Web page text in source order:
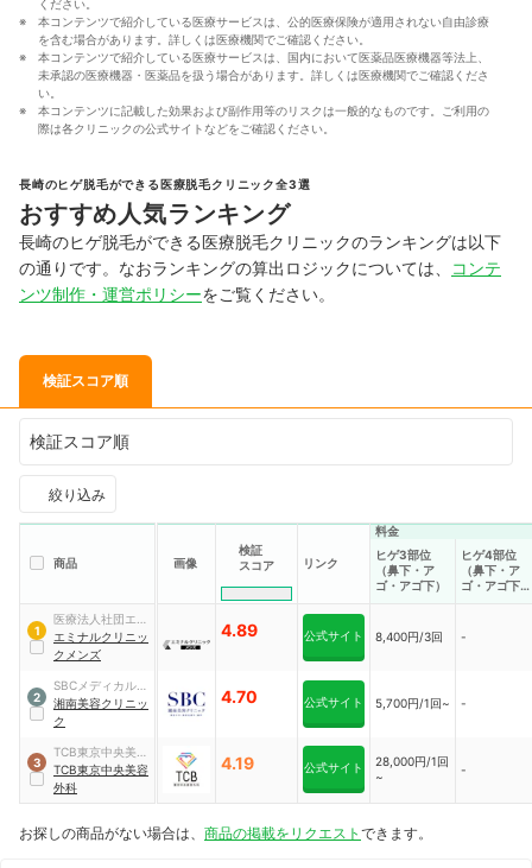
ください。
本コンテンツで紹介している医療サービスは、公的医療保険が適用されない自由診療
を含む場合があります。詳しくは医療機関でご確認ください。
本コンテンツで紹介している医療サービスは、国内において医薬品医療機器等法上、
未承認の医療機器・医薬品を扱う場合があります。詳しくは医療機関でご確認くださ
い。
本コンテンツに記載した効果および副作用等のリスクは一般的なものです。ご利用の
際は各クリニックの公式サイトなどをご確認ください。
長崎のヒゲ脱毛ができる医療脱毛クリニック全3選
おすすめ人気ランキング
長崎のヒゲ脱毛ができる医療脱毛クリニックのランキングは以下
の通りです。なおランキングの算出ロジックについては、
コンテ
ンツ制作・運営ポリシーをご覧ください。
検証スコア順
検証スコア順
絞り込み
商品 画像
検証
スコア
リンク
料金
ヒゲ3部位
（鼻下・ア
ゴ・アゴ下）
ヒゲ4部位
（鼻下・ア
ゴ・アゴ下・
1
医療法人社団エミ
ナル
エミナルクリニッ
クメンズ
4.89 公式サイト 8,400円/3回 -
2
SBCメディカルグ
ループ
湘南美容クリニッ
ク
4.70 公式サイト 5,700円/1回~ -
3
TCB東京中央美容
外科
TCB東京中央美容
外科
4.19 公式サイト
28,000円/1回
~
-
お探しの商品がない場合は、 商品の掲載をリクエスト できます。